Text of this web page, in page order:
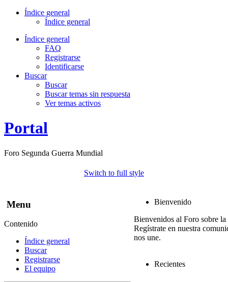
Índice general
Índice general
Índice general
FAQ
Registrarse
Identificarse
Buscar
Buscar
Buscar temas sin respuesta
Ver temas activos
Portal
Foro Segunda Guerra Mundial
Switch to full style
Menu
Contenido
Índice general
Buscar
Registrarse
El equipo
Bienvenido
Bienvenidos al Foro sobre
Regístrate en nuestra
nos une.
Recientes